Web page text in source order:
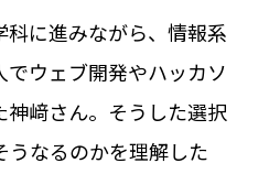
科に進みながら、情報系
ウェブ開発やハッカソ
神﨑さん。そうした選択
なるのかを理解した